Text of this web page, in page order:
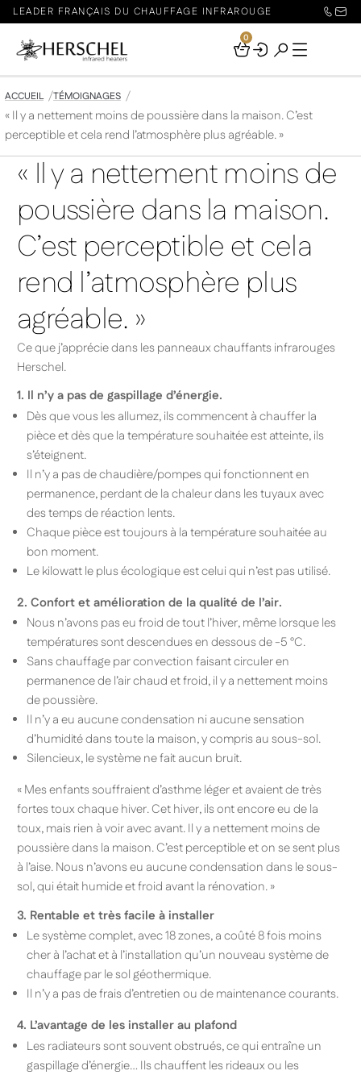
LEADER FRANÇAIS DU CHAUFFAGE INFRAROUGE
Your
0
ACCUEIL TÉMOIGNAGES
« Il y a nettement moins de poussière dans la maison. C’est
perceptible et cela rend l’atmosphère plus agréable. »
« Il y a nettement moins de
poussière dans la maison.
C’est perceptible et cela
rend l’atmosphère plus
agréable. »
Ce que j’apprécie dans les panneaux chauffants infrarouges
Herschel.
1. Il n’y a pas de gaspillage d’énergie.
Dès que vous les allumez, ils commencent à chauffer la
pièce et dès que la température souhaitée est atteinte, ils
s’éteignent.
Il n’y a pas de chaudière/pompes qui fonctionnent en
permanence, perdant de la chaleur dans les tuyaux avec
des temps de réaction lents.
Chaque pièce est toujours à la température souhaitée au
bon moment.
Le kilowatt le plus écologique est celui qui n’est pas utilisé.
2. Confort et amélioration de la qualité de l’air.
Nous n’avons pas eu froid de tout l’hiver, même lorsque les
températures sont descendues en dessous de -5 °C.
Sans chauffage par convection faisant circuler en
permanence de l’air chaud et froid, il y a nettement moins
de poussière.
Il n’y a eu aucune condensation ni aucune sensation
d’humidité dans toute la maison, y compris au sous-sol.
Silencieux, le système ne fait aucun bruit.
« Mes enfants souffraient d’asthme léger et avaient de très
fortes toux chaque hiver. Cet hiver, ils ont encore eu de la
toux, mais rien à voir avec avant. Il y a nettement moins de
poussière dans la maison. C’est perceptible et on se sent plus
à l’aise. Nous n’avons eu aucune condensation dans le sous-
sol, qui était humide et froid avant la rénovation. »
3. Rentable et très facile à installer
Le système complet, avec 18 zones, a coûté 8 fois moins
cher à l’achat et à l’installation qu’un nouveau système de
chauffage par le sol géothermique.
Il n’y a pas de frais d’entretien ou de maintenance courants.
4. L’avantage de les installer au plafond
Les radiateurs sont souvent obstrués, ce qui entraîne un
gaspillage d’énergie… Ils chauffent les rideaux ou les